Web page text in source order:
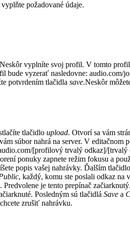
vyplňte požadované údaje.
vyplníte svoj profil. V tomto
bude vyzerať nasledovne: audio.com/
potvrdením tlačidla save.Neskôr
tlačidlo upload. Otvorí sa vám
súbor nahrá na server. V editačnom
[profilový trvalý odkaz]/[trvalý
ponuky zapnete režim fokusu a
popis vašej nahrávky. Ďalším
, každý, komu ste poslali odkaz na
je tento prepínač
Posledným sú tlačidlá Save a
zrušiť nahrávku.